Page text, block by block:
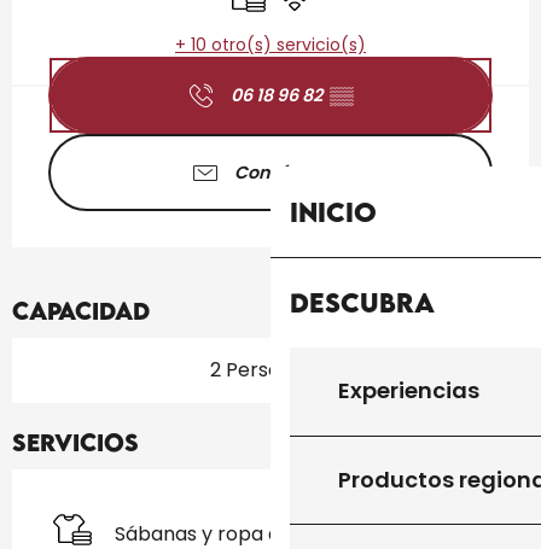
Inicio
Descubra
Experiencias
Productos
+ 10 otro(s) servicio(s)
06 18 96 82 ▒▒
Contáctenos
Capacidad
2 Persona(s)
Servicios
Sábanas y ropa de cama